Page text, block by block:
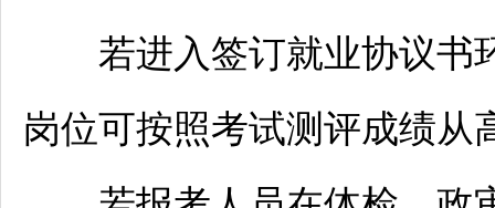
若进入签订就业协议书
岗位可按照考试测评成绩从